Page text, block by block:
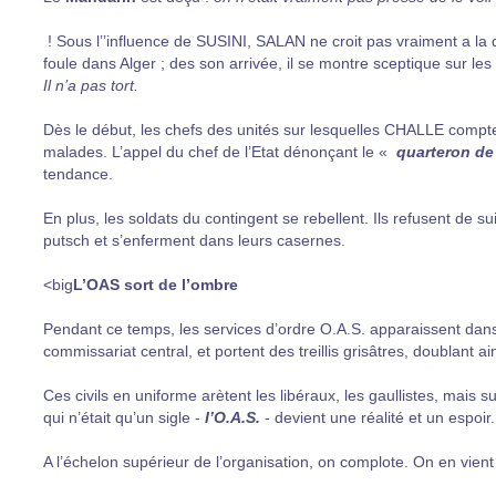
! Sous l’’influence de SUSINI, SALAN ne croit pas vraiment a
foule dans Alger ; des son arrivée, il se montre sceptique sur
Il n’a pas tort.
Dès le début, les chefs des unités sur lesquelles CHALLE
malades. L’appel du chef de l’Etat dénonçant le « quarteron
tendance.
En plus, les soldats du contingent se rebellent. Ils refusent de
putsch et s’enferment dans leurs casernes.
<bigL’OAS sort de l’ombre
Pendant ce temps, les services d’ordre O.A.S. apparaissent
commissariat central, et portent des treillis grisâtres, doublant
Ces civils en uniforme arètent les libéraux, les gaullistes, mais
qui n’était qu’un sigle - I’O.A.S. - devient une réalité et un espoir.
A l’échelon supérieur de l’organisation, on complote. On en